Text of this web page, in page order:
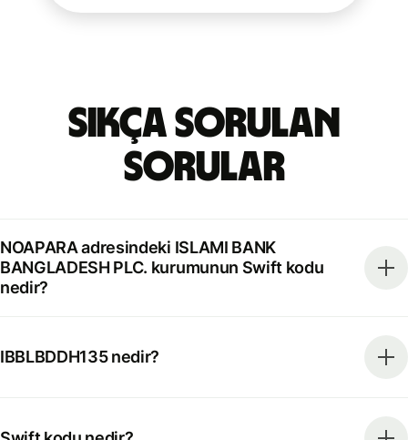
Sıkça Sorulan
Sorular
NOAPARA adresindeki ISLAMI BANK
BANGLADESH PLC. kurumunun Swift kodu
nedir?
IBBLBDDH135 nedir?